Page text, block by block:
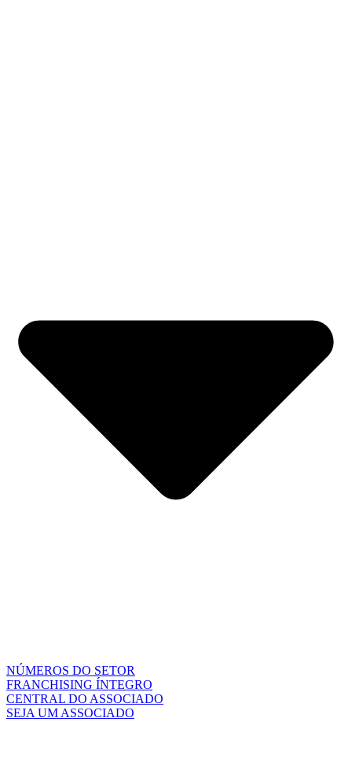
NÚMEROS DO SETOR
FRANCHISING ÍNTEGRO
CENTRAL DO ASSOCIADO
SEJA UM ASSOCIADO